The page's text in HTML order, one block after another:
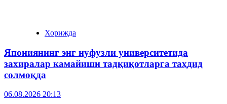
Хорижда
Япониянинг энг нуфузли университетида
захиралар камайиши тадқиқотларга таҳдид
солмоқда
06.08.2026 20:13